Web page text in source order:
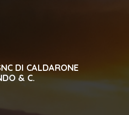
DI CALDARONE
& C.